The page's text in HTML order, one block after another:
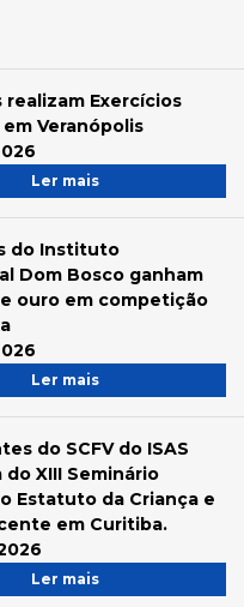
realizam Exercícios
Veranópolis
Ler mais
do Instituto
Dom Bosco ganham
ouro em competição
Ler mais
do SCFV do ISAS
XIII Seminário
Estatuto da Criança e
em Curitiba.
Ler mais